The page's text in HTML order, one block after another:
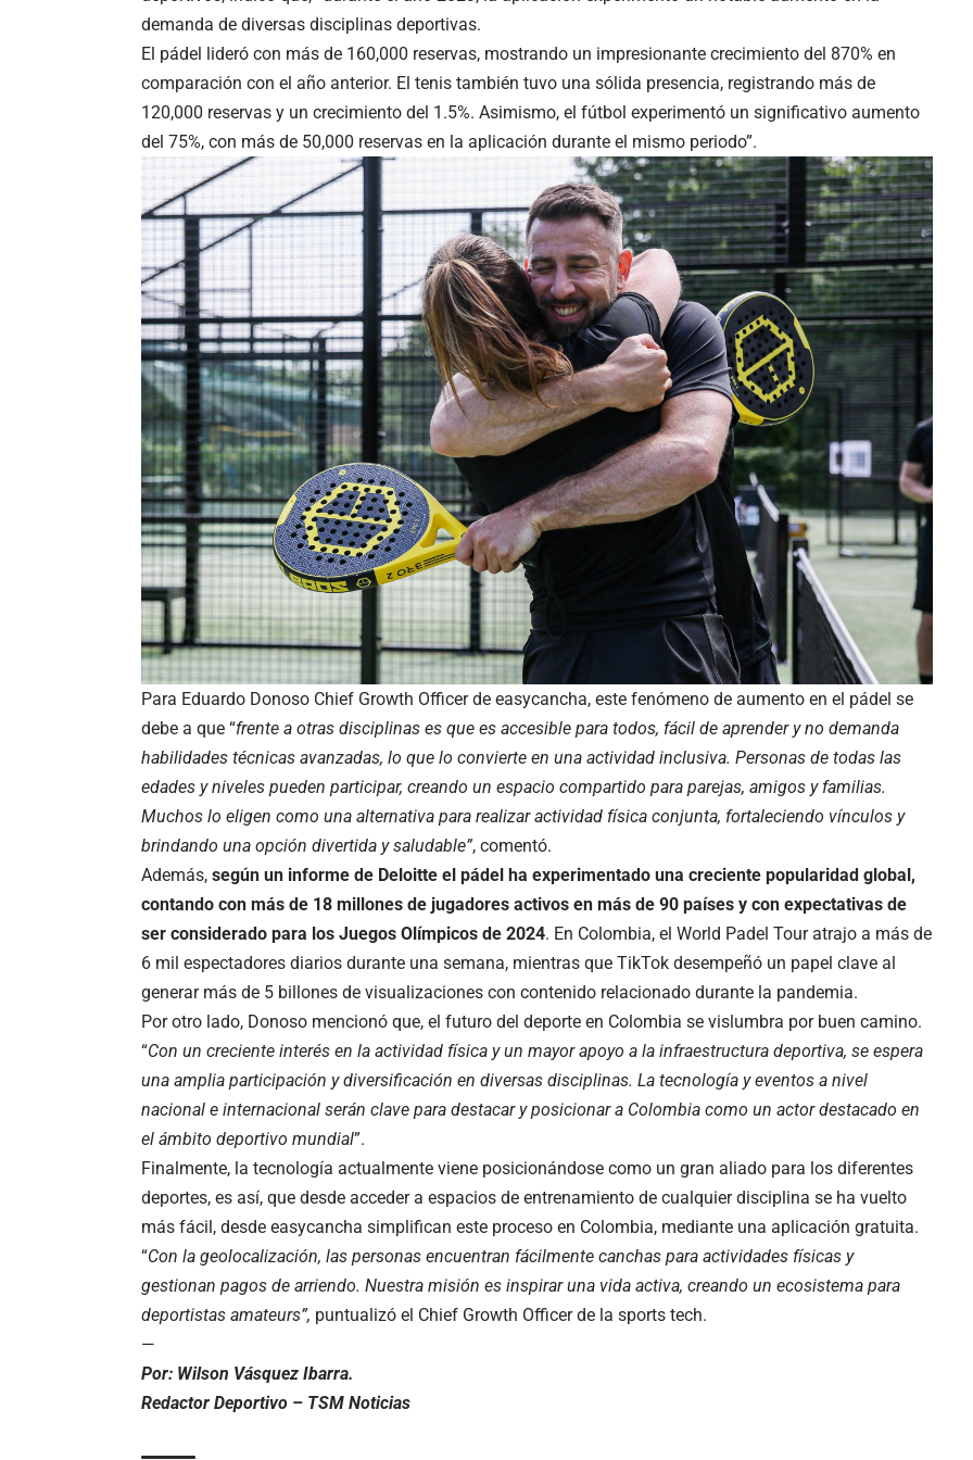
demanda de diversas disciplinas deportivas.
El pádel lideró con más de 160,000 reservas, mostrando un impresionante crecimiento del 870% en
comparación con el año anterior. El tenis también tuvo una sólida presencia, registrando más de
120,000 reservas y un crecimiento del 1.5%. Asimismo, el fútbol experimentó un significativo aumento
del 75%, con más de 50,000 reservas en la aplicación durante el mismo periodo”.
Para Eduardo Donoso Chief Growth Officer de easycancha, este fenómeno de aumento en el pádel se
debe a que “frente a otras disciplinas es que es accesible para todos, fácil de aprender y no demanda
habilidades técnicas avanzadas, lo que lo convierte en una actividad inclusiva. Personas de todas las
edades y niveles pueden participar, creando un espacio compartido para parejas, amigos y familias.
Muchos lo eligen como una alternativa para realizar actividad física conjunta, fortaleciendo vínculos y
brindando una opción divertida y saludable”, comentó.
Además, según un informe de Deloitte el pádel ha experimentado una creciente popularidad global,
contando con más de 18 millones de jugadores activos en más de 90 países y con expectativas de
ser considerado para los Juegos Olímpicos de 2024. En Colombia, el World Padel Tour atrajo a más de
6 mil espectadores diarios durante una semana, mientras que TikTok desempeñó un papel clave al
generar más de 5 billones de visualizaciones con contenido relacionado durante la pandemia.
Por otro lado, Donoso mencionó que, el futuro del deporte en Colombia se vislumbra por buen camino.
“Con un creciente interés en la actividad física y un mayor apoyo a la infraestructura deportiva, se espera
una amplia participación y diversificación en diversas disciplinas. La tecnología y eventos a nivel
nacional e internacional serán clave para destacar y posicionar a Colombia como un actor destacado en
el ámbito deportivo mundial”.
Finalmente, la tecnología actualmente viene posicionándose como un gran aliado para los diferentes
deportes, es así, que desde acceder a espacios de entrenamiento de cualquier disciplina se ha vuelto
más fácil, desde easycancha simplifican este proceso en Colombia, mediante una aplicación gratuita.
“Con la geolocalización, las personas encuentran fácilmente canchas para actividades físicas y
gestionan pagos de arriendo. Nuestra misión es inspirar una vida activa, creando un ecosistema para
deportistas amateurs”, puntualizó el Chief Growth Officer de la sports tech.
—
Por: Wilson Vásquez Ibarra.
Redactor Deportivo – TSM Noticias